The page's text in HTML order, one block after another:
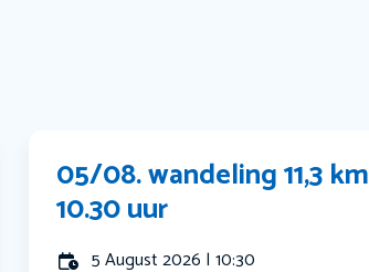
05/08. wandeling 11,3 km
10.30 uur
5 August 2026 | 10:30